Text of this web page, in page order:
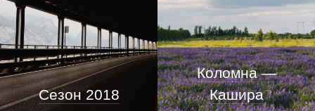
Сезон 2018
Коломна —
Кашира